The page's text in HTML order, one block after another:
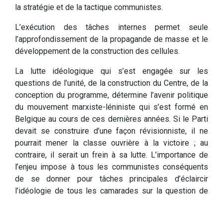
la stratégie et de la tactique communistes.
L’exécution des tâches internes permet seule
l’approfondissement de la propagande de masse et le
développement de la construction des cellules.
La lutte idéologique qui s’est engagée sur les
questions de l’unité, de la construction du Centre, de la
conception du programme, détermine l’avenir politique
du mouvement marxiste-léniniste qui s’est formé en
Belgique au cours de ces dernières années. Si le Parti
devait se construire d’une façon révisionniste, il ne
pourrait mener la classe ouvrière à la victoire ; au
contraire, il serait un frein à sa lutte. L’importance de
l’enjeu impose à tous les communistes conséquents
de se donner pour tâches principales d’éclaircir
l’idéologie de tous les camarades sur la question de